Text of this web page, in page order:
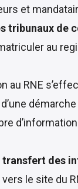
et
tribunaux de
au
au RNE
d’une
transfert des
vers le site du